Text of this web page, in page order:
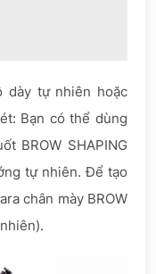
dày tự nhiên hoặc
Bạn có thể dùng
BROW SHAPING
tự nhiên. Để tạo
chân mày BROW